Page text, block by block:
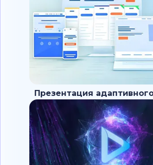
Презентация